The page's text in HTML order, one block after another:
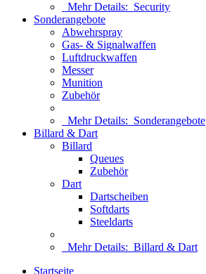
Mehr Details: Security
Sonderangebote
Abwehrspray
Gas- & Signalwaffen
Luftdruckwaffen
Messer
Munition
Zubehör
Mehr Details: Sonderangebote
Billard & Dart
Billard
Queues
Zubehör
Dart
Dartscheiben
Softdarts
Steeldarts
Mehr Details: Billard & Dart
Startseite